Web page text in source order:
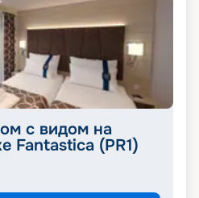
с видом на
Fantastica (PR1)